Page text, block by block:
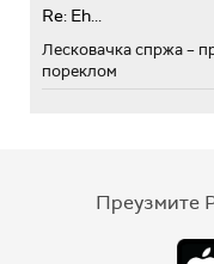
Re: Eh...
Лесковачка спржа –
пореклом
Преузмите